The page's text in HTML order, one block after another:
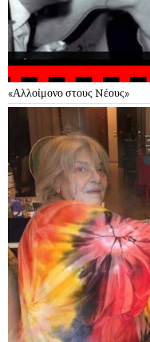
«Αλλοίμονο στους Nέους»